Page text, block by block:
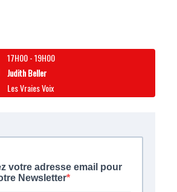
17H00-19H00
Judith Beller
Les Vraies Voix